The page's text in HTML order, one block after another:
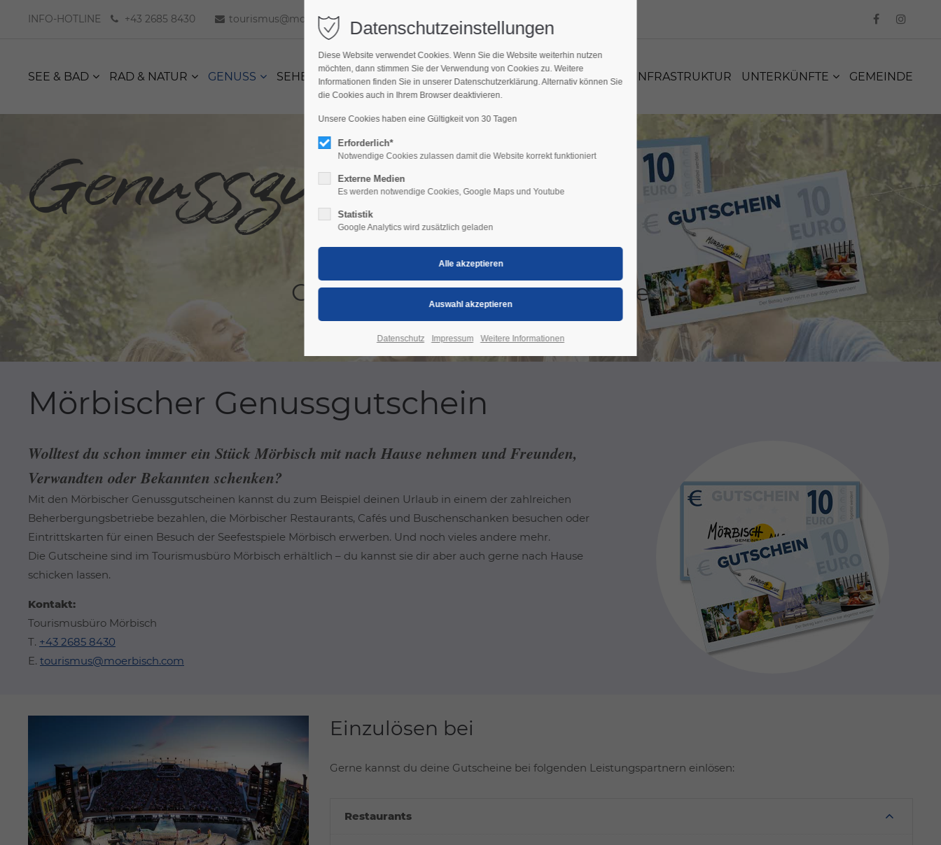
INFO-HOTLINE +43 2685 8430 tourismus@moerbisch.com
SEE & BAD RAD & NATUR GENUSS SEHENSWERT KIDS INFRASTRUKTUR UNTERKÜNFTE GEMEINDE
Genussgutschein
Genießen in Mörbisch am See
Mörbischer Genussgutschein
Wolltest du schon immer ein Stück Mörbisch mit nach Hause nehmen und Freunden,
Verwandten oder Bekannten schenken?
Mit den Mörbischer Genussgutscheinen kannst du zum Beispiel deinen Urlaub in einem der zahlreichen
Beherbergungsbetriebe bezahlen, die Mörbischer Restaurants, Cafés und Buschenschanken besuchen oder
Eintrittskarten für einen Besuch der Seefestspiele Mörbisch erwerben. Und noch vieles andere mehr.
Die Gutscheine sind im Tourismusbüro Mörbisch erhältlich – du kannst sie dir aber auch gerne nach Hause
schicken lassen.
Kontakt:
Tourismusbüro Mörbisch
T. +43 2685 8430
E. tourismus@moerbisch.com
Zurück Vorwärts
Einzulösen bei
Gerne kannst du deine Gutscheine bei folgenden Leistungspartnern einlösen:
Restaurants
Datenschutzeinstellungen
Diese Website verwendet Cookies. Wenn Sie die Website weiterhin nutzen
möchten, dann stimmen Sie der Verwendung von Cookies zu. Weitere
Informationen finden Sie in unserer Datenschutzerklärung. Alternativ können Sie
die Cookies auch in Ihrem Browser deaktivieren.
Unsere Cookies haben eine Gültigkeit von 30 Tagen
Erforderlich*
Notwendige Cookies zulassen damit die Website korrekt funktioniert
Externe Medien
Es werden notwendige Cookies, Google Maps und Youtube
Statistik
Google Analytics wird zusätzlich geladen
Datenschutz Impressum Weitere Informationen